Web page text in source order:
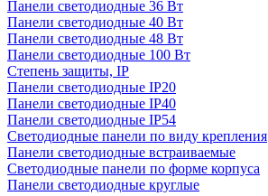
Панели светодиодные 36 Вт
Панели светодиодные 40 Вт
Панели светодиодные 48 Вт
Панели светодиодные 100 Вт
Степень защиты, IP
Панели светодиодные IP20
Панели светодиодные IP40
Панели светодиодные IP54
Светодиодные панели по виду крепления
Панели светодиодные встраиваемые
Светодиодные панели по форме корпуса
Панели светодиодные круглые